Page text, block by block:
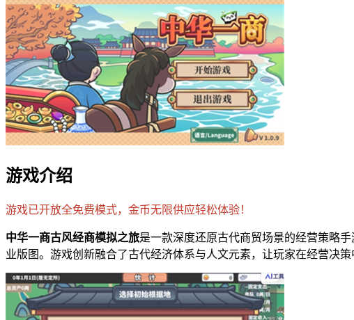
游戏介绍
游戏已开放全免费模式，金币无限供应轻松体验！
中华一商古风经商模拟之旅是一款深度还原古代商贸场景的经营策略
业版图。游戏创新融合了古代经济体系与人文元素，让玩家在经营决